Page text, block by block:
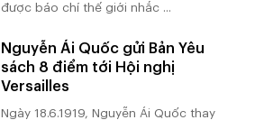
được báo chí thế giới nhắc ...
Nguyễn Ái Quốc gửi Bản Yêu
sách 8 điểm tới Hội nghị
Versailles
Ngày 18.6.1919, Nguyễn Ái Quốc thay